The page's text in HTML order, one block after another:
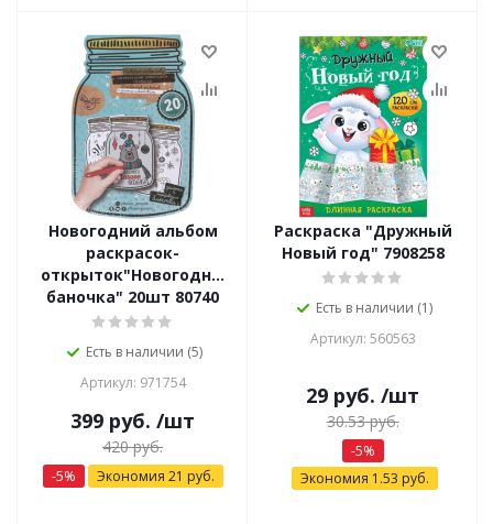
Новогодний альбом
раскрасок-
открыток"Новогодняя
баночка" 20шт 80740
Есть в наличии (5)
Артикул: 971754
399 руб. /шт
420руб.
-5% Экономия 21 руб.
Раскраска "Дружный
Новый год" 7908258
Есть в наличии (1)
Артикул: 560563
29 руб. /шт
30.53руб.
-5%
Экономия 1.53 руб.